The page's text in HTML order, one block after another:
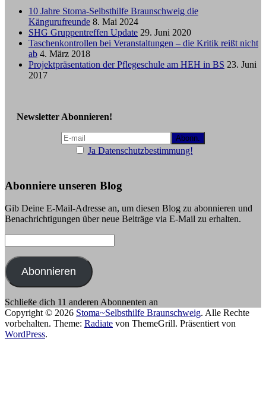
10 Jahre Stoma-Selbsthilfe Braunschweig die
Kängurufreunde 8. Mai 2024
SHG Gruppentreffen Update 29. Juni 2020
Taschenkontrollen bei Veranstaltungen – die Kritik reißt nicht
ab 4. März 2018
Projektpräsentation der Pflegeschule am HEH in BS 23. Juni
2017
Newsletter Abonnieren!
Ja Datenschutzbestimmung!
Abonniere unseren Blog
Gib Deine E-Mail-Adresse an, um diesen Blog zu abonnieren und
Benachrichtigungen über neue Beiträge via E-Mail zu erhalten.
Mail-
Adresse:
Abonnieren
Schließe dich 11 anderen Abonnenten an
Copyright © 2026 Stoma~Selbsthilfe Braunschweig. Alle Rechte
vorbehalten. Theme: Radiate von ThemeGrill. Präsentiert von
WordPress.